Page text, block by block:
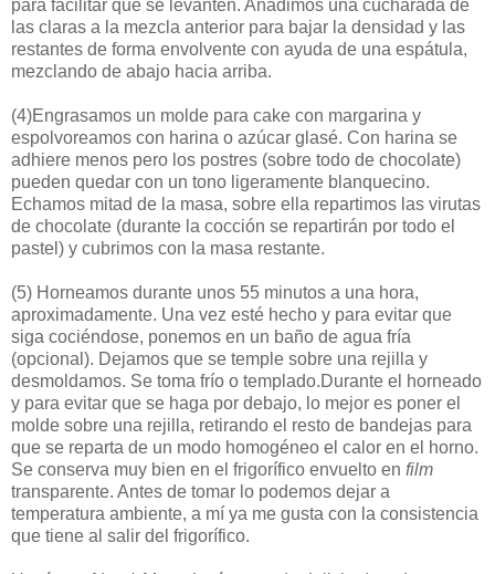
para facilitar que se levanten. Añadimos una cucharada de
las claras a la mezcla anterior para bajar la densidad y las
restantes de forma envolvente con ayuda de una espátula,
mezclando de abajo hacia arriba.
(4)Engrasamos un molde para cake con margarina y
espolvoreamos con harina o azúcar glasé. Con harina se
adhiere menos pero los postres (sobre todo de chocolate)
pueden quedar con un tono ligeramente blanquecino.
Echamos mitad de la masa, sobre ella repartimos las virutas
de chocolate (durante la cocción se repartirán por todo el
pastel) y cubrimos con la masa restante.
(5) Horneamos durante unos 55 minutos a una hora,
aproximadamente. Una vez esté hecho y para evitar que
siga cociéndose, ponemos en un baño de agua fría
(opcional). Dejamos que se temple sobre una rejilla y
desmoldamos. Se toma frío o templado.Durante el horneado
y para evitar que se haga por debajo, lo mejor es poner el
molde sobre una rejilla, retirando el resto de bandejas para
que se reparta de un modo homogéneo el calor en el horno.
Se conserva muy bien en el frigorífico envuelto en film
transparente. Antes de tomar lo podemos dejar a
temperatura ambiente, a mí ya me gusta con la consistencia
que tiene al salir del frigorífico.